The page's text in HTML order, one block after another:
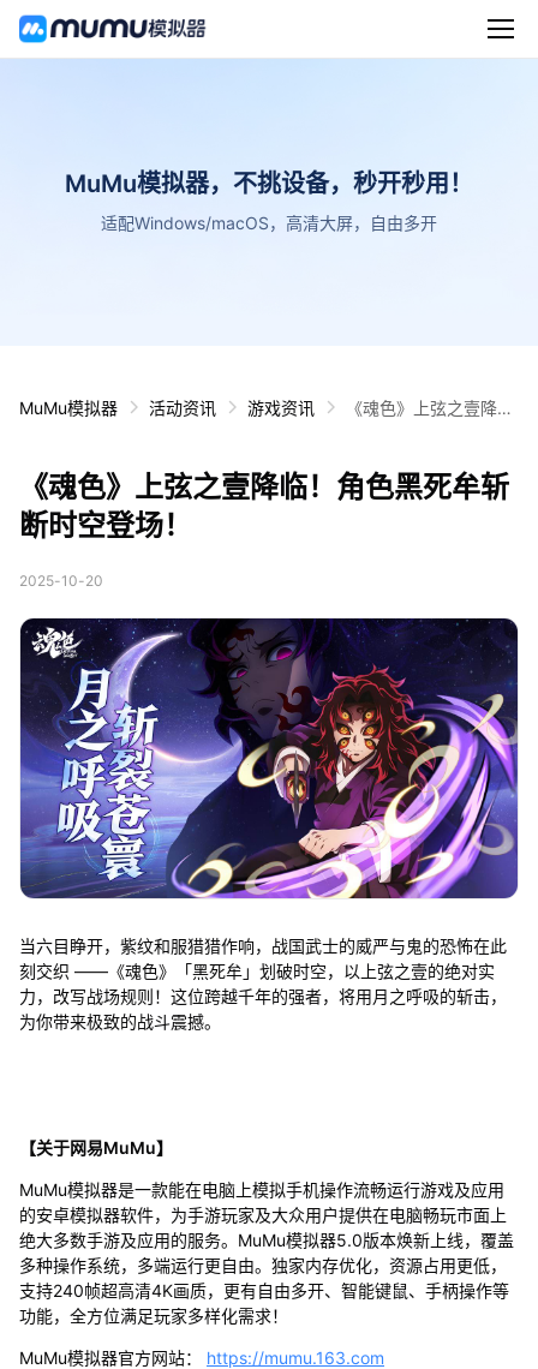
MuMu模拟器，不挑设备，秒开秒用！
适配Windows/macOS，高清大屏，自由多开
MuMu模拟器 活动资讯 游戏资讯
《魂色》上弦之壹降
《魂色》上弦之壹降临！角色黑死牟斩
断时空登场！
2025-10-20
当六目睁开，紫纹和服猎猎作响，战国武士的威严与鬼的恐怖在此
刻交织 ——《魂色》「黑死牟」划破时空，以上弦之壹的绝对实
力，改写战场规则！这位跨越千年的强者，将用月之呼吸的斩击，
为你带来极致的战斗震撼。
【关于网易MuMu】
MuMu模拟器是一款能在电脑上模拟手机操作流畅运行游戏及应用
的安卓模拟器软件，为手游玩家及大众用户提供在电脑畅玩市面上
绝大多数手游及应用的服务。MuMu模拟器5.0版本焕新上线，覆盖
多种操作系统，多端运行更自由。独家内存优化，资源占用更低，
支持240帧超高清4K画质，更有自由多开、智能键鼠、手柄操作等
功能，全方位满足玩家多样化需求！
MuMu模拟器官方网站： https://mumu.163.com